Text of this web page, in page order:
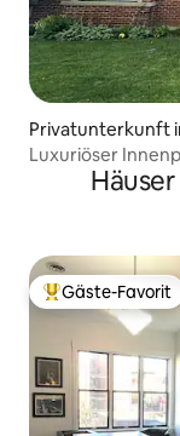
Privatunterkunft
Luxuriöser
Chicago entfernt
Beliebter Gäste-
Gäste-Favorit